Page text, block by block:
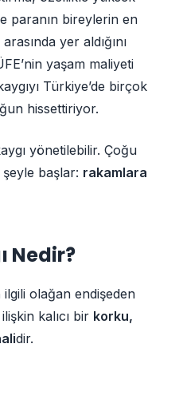
paranın bireylerin en
yer aldığını
yaşam maliyeti
Türkiye’de birçok
hissettiriyor.
yönetilebilir. Çoğu
başlar: rakamlara
Nedir?
olağan endişeden
kalıcı bir korku,
dir.